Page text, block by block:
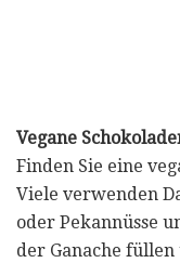
Vegane
Finden Sie eine
Viele verwenden
oder Pekannüsse
der Ganache